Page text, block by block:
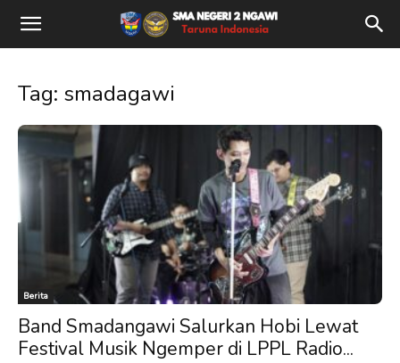
Tag: smadagawi
Berita
Band Smadangawi Salurkan Hobi Lewat
Festival Musik Ngemper di LPPL Radio...